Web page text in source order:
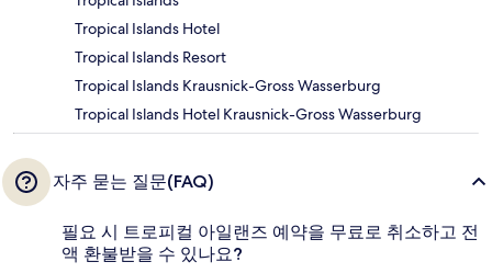
Tropical Islands Hotel
Tropical Islands Resort
Tropical Islands Krausnick-Gross Wasserburg
Tropical Islands Hotel Krausnick-Gross Wasserburg
자주 묻는 질문(FAQ)
필요 시 트로피컬 아일랜즈 예약을 무료로 취소하고 전
액 환불받을 수 있나요?